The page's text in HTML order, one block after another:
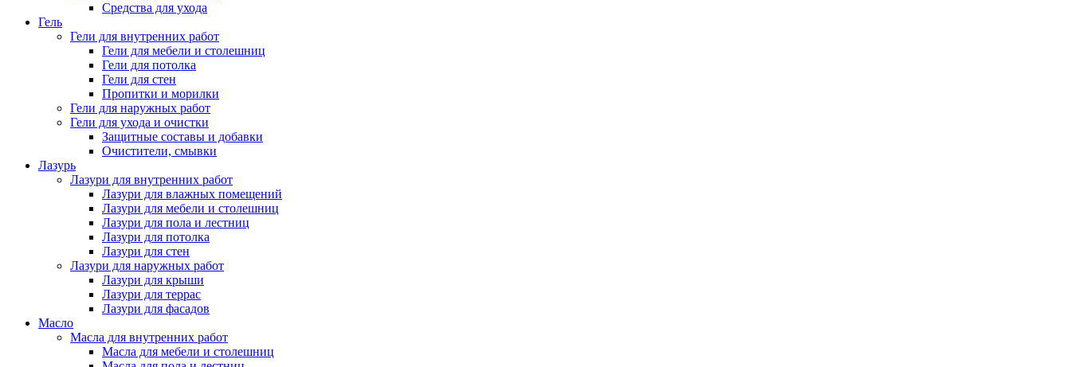
Средства для ухода
Гель
Гели для внутренних работ
Гели для мебели и столешниц
Гели для потолка
Гели для стен
Пропитки и морилки
Гели для наружных работ
Гели для ухода и очистки
Защитные составы и добавки
Очистители, смывки
Лазурь
Лазури для внутренних работ
Лазури для влажных помещений
Лазури для мебели и столешниц
Лазури для пола и лестниц
Лазури для потолка
Лазури для стен
Лазури для наружных работ
Лазури для крыши
Лазури для террас
Лазури для фасадов
Масло
Масла для внутренних работ
Масла для мебели и столешниц